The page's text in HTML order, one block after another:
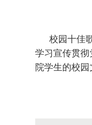
校园十佳
学习宣传贯
院学生的校